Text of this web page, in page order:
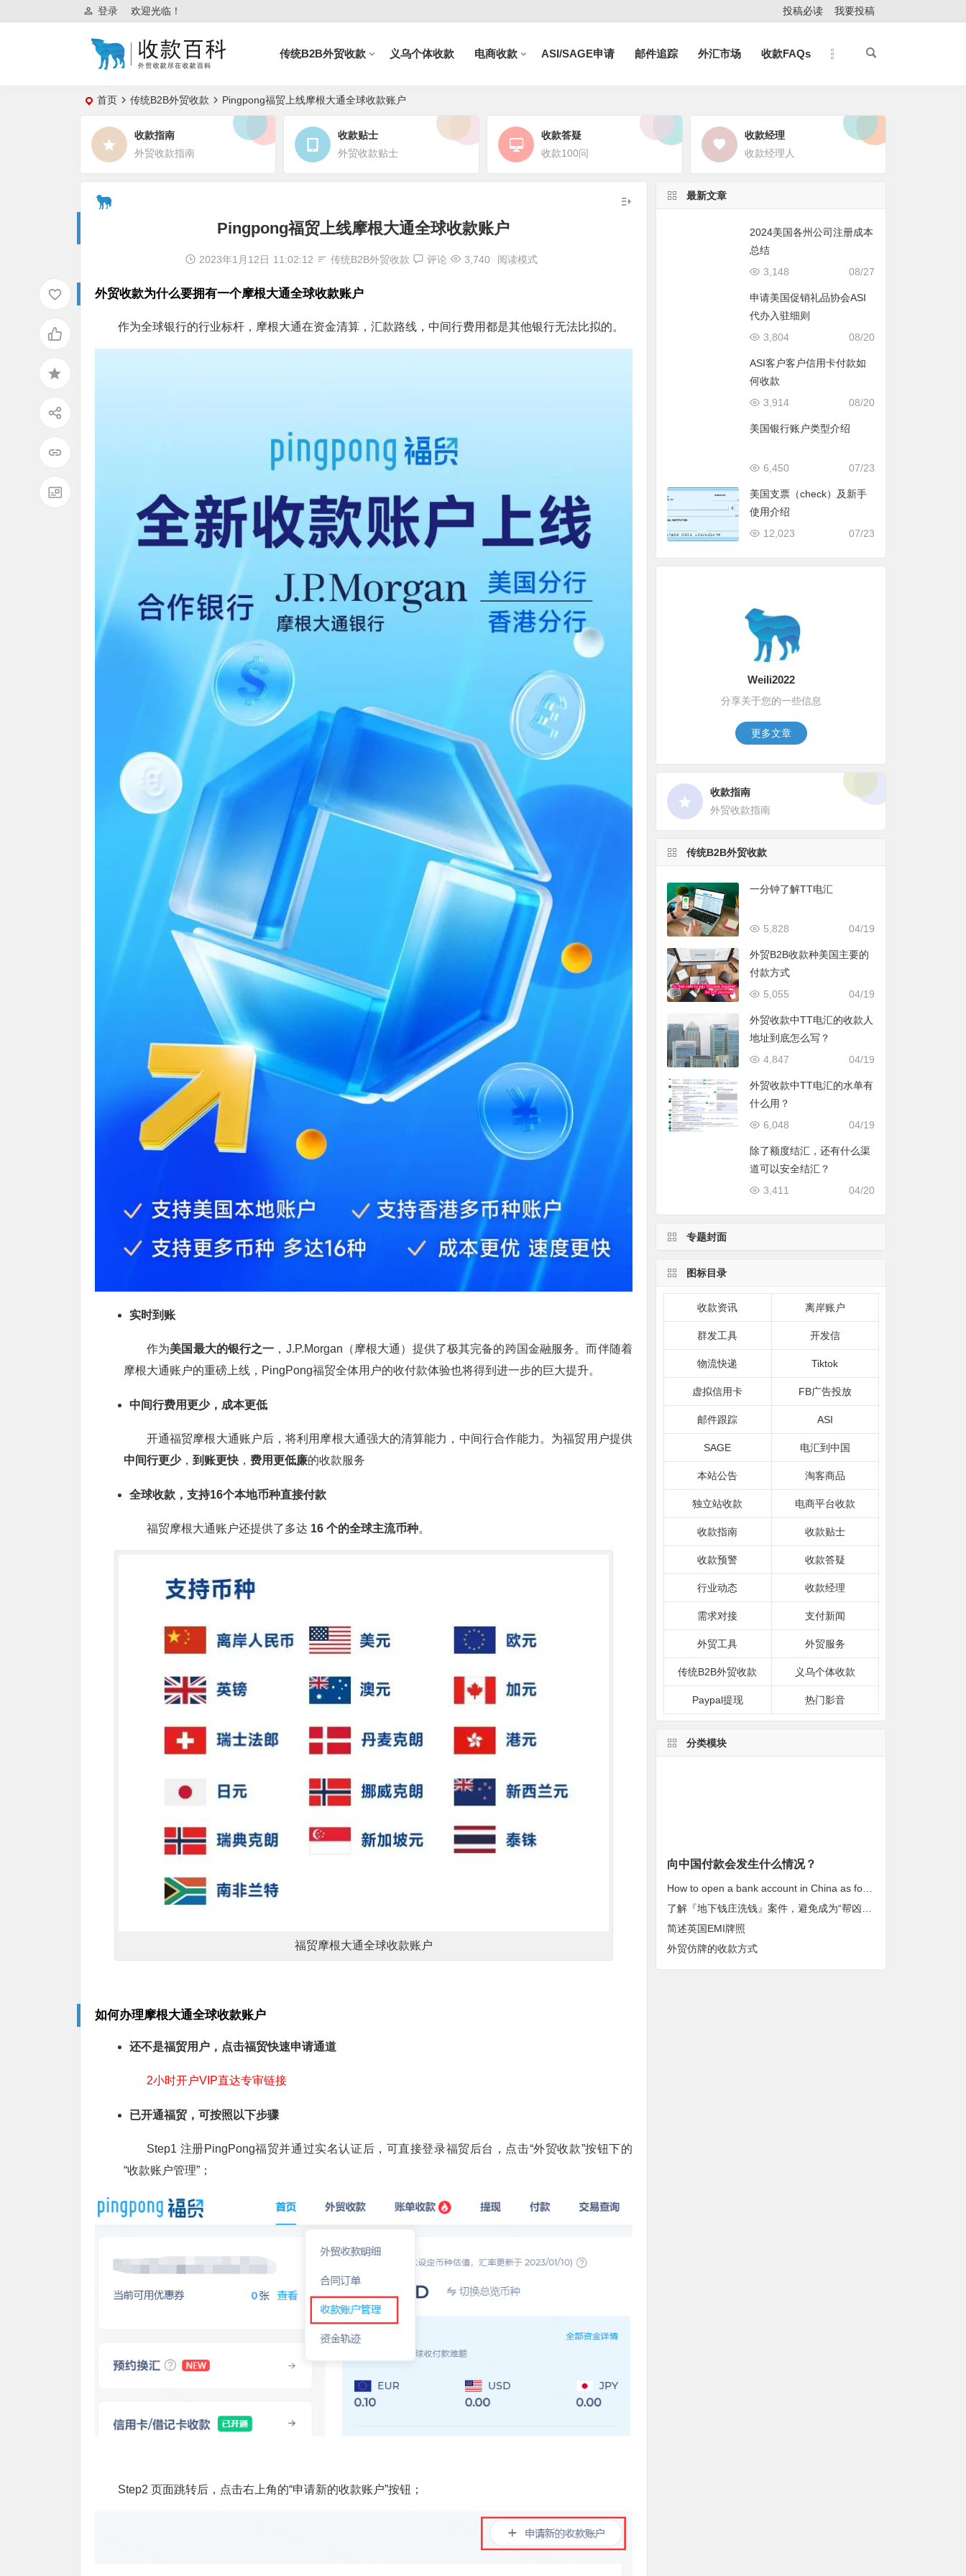
欢迎光临！
登录 投稿必读 我要投稿
传统B2B外贸收款 义乌个体收款 电商收款 ASI/SAGE申请 邮件追踪 外汇市场 收款FAQs
首页 传统B2B外贸收款 Pingpong福贸上线摩根大通全球收款账户
收款指南
外贸收款指南
收款贴士
外贸收款贴士
收款答疑
收款100问
收款经理
收款经理人
Pingpong福贸上线摩根大通全球收款账户
2023年1月12日 11:02:12 传统B2B外贸收款 评论 3,740 阅读模式
外贸收款为什么要拥有一个摩根大通全球收款账户
作为全球银行的行业标杆，摩根大通在资金清算，汇款路线，中间行费用都是其他银行无法比拟的。
实时到账
作为美国最大的银行之一 ，J.P.Morgan（摩根大通）提供了极其完备的跨国金融服务。而伴随着
摩根大通账户的重磅上线，PingPong福贸全体用户的收付款体验也将得到进一步的巨大提升。
中间行费用更少，成本更低
开通福贸摩根大通账户后，将利用摩根大通强大的清算能力，中间行合作能力。为福贸用户提供
中间行更少， 到账更快 ， 费用更低廉的收款服务
全球收款，支持16个本地币种直接付款
福贸摩根大通账户还提供了多达 16 个的全球主流币种。
福贸摩根大通全球收款账户
如何办理摩根大通全球收款账户
还不是福贸用户，点击福贸快速申请通道
2小时开户VIP直达专审链接
已开通福贸，可按照以下步骤
Step1 注册PingPong福贸并通过实名认证后，可直接登录福贸后台，点击“外贸收款”按钮下的
“收款账户管理”；
Step2 页面跳转后，点击右上角的“申请新的收款账户”按钮；
最新文章
2024美国各州公司注册成本
总结
08/27
3,148
申请美国促销礼品协会ASI
代办入驻细则
08/20
3,804
ASI客户客户信用卡付款如
何收款
08/20
3,914
美国银行账户类型介绍
07/23
6,450
美国支票（check）及新手
使用介绍
07/23
12,023
Weili2022
分享关于您的一些信息
更多文章
收款指南
外贸收款指南
传统B2B外贸收款
一分钟了解TT电汇
04/19
5,828
外贸B2B收款种美国主要的
付款方式
04/19
5,055
外贸收款中TT电汇的收款人
地址到底怎么写？
04/19
4,847
外贸收款中TT电汇的水单有
什么用？
04/19
6,048
除了额度结汇，还有什么渠
道可以安全结汇？
04/20
3,411
专题封面
图标目录
收款资讯 离岸账户
群发工具 开发信
物流快递 Tiktok
虚拟信用卡 FB广告投放
邮件跟踪 ASI
SAGE 电汇到中国
本站公告 淘客商品
独立站收款 电商平台收款
收款指南 收款贴士
收款预警 收款答疑
行业动态 收款经理
需求对接 支付新闻
外贸工具 外贸服务
传统B2B外贸收款 义乌个体收款
Paypal提现 热门影音
分类模块
向中国付款会发生什么情况？
简述英国EMI牌照
外贸仿牌的收款方式